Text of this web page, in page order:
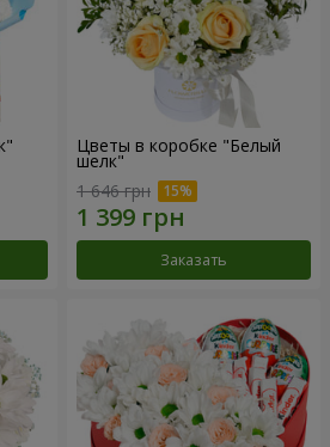
Цветы в коробке "Белый
шелк"
1 646 грн
Заказать